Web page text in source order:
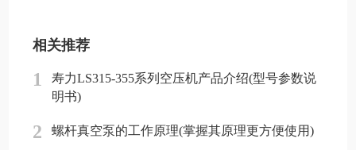
相关推荐
1
寿力LS315-355系列空压机产品介绍(型号参数说
明书)
2 螺杆真空泵的工作原理(掌握其原理更方便使用)